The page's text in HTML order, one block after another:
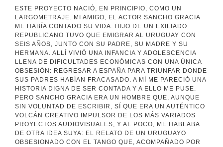
ESTE PROYECTO NACIÓ, EN PRINCIPIO, COMO UN
LARGOMETRAJE. MI AMIGO, EL ACTOR SANCHO GRACIA
ME HABÍA CONTADO SU VIDA: HIJO DE UN EXILIADO
REPUBLICANO TUVO QUE EMIGRAR AL URUGUAY CON
SEIS AÑOS, JUNTO CON SU PADRE, SU MADRE Y SU
HERMANA. ALLÍ VIVIÓ UNA INFANCIA Y ADOLESCENCIA
LLENA DE DIFICULTADES ECONÓMICAS CON UNA ÚNICA
OBSESIÓN: REGRESAR A ESPAÑA PARA TRIUNFAR DONDE
SUS PADRES HABÍAN FRACASADO. A MÍ ME PARECIÓ UNA
HISTORIA DIGNA DE SER CONTADA Y A ELLO ME PUSE.
PERO SANCHO GRACIA ERA UN HOMBRE QUE, AUNQUE
SIN VOLUNTAD DE ESCRIBIR, SÍ QUE ERA UN AUTÉNTICO
VOLCÁN CREATIVO IMPULSOR DE LOS MÁS VARIADOS
PROYECTOS AUDIOVISUALES; Y AL POCO, ME HABLABA
DE OTRA IDEA SUYA: EL RELATO DE UN URUGUAYO
OBSESIONADO CON EL TANGO QUE, ACOMPAÑADO POR